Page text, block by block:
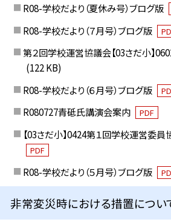
R08-学校だより（夏休み号）ブログ版
R08-学校だより（７月号）ブログ版
第２回学校運営協議会【03さだ小】
(122 KB)
R08-学校だより（６月号）ブログ版
R080727青砥氏講演会案内
PDF
【03さだ小】0424第１回学校運営委員
PDF
R08-学校だより（５月号）ブログ版
非常変災時における措置につい